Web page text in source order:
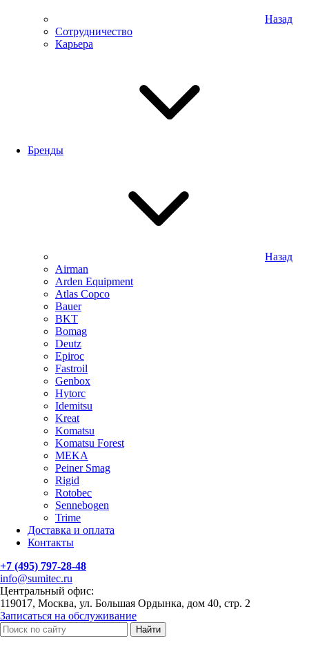
Назад
Сотрудничество
Карьера
Бренды
Назад
Airman
Arden Equipment
Atlas Сopco
Bauer
BKT
Bomag
Deutz
Epiroc
Fastroil
Genbox
Hytorc
Idemitsu
Kreat
Komatsu
Komatsu Forest
MEKA
Peiner Smag
Rigid
Rotobec
Sennebogen
Trime
Доставка и оплата
Контакты
+7 (495) 797-28-48
info@sumitec.ru
Центральный офис:
119017, Москва, ул. Большая Ордынка, дом 40, стр. 2
Записаться на обслуживание
Найти